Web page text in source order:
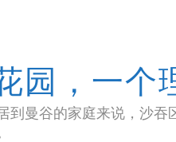
园，一个
到曼谷的家庭来说，沙